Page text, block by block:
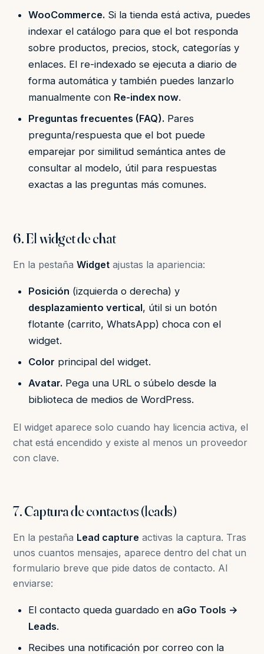
WooCommerce. Si la tienda está activa, puedes
indexar el catálogo para que el bot responda
sobre productos, precios, stock, categorías y
enlaces. El re-indexado se ejecuta a diario de
forma automática y también puedes lanzarlo
manualmente con Re-index now.
Preguntas frecuentes (FAQ). Pares
pregunta/respuesta que el bot puede
emparejar por similitud semántica antes de
consultar al modelo, útil para respuestas
exactas a las preguntas más comunes.
6. El widget de chat
En la pestañaWidget ajustas la apariencia:
Posición (izquierda o derecha) y
desplazamiento vertical, útil si un botón
flotante (carrito, WhatsApp) choca con el
widget.
Color principal del widget.
Avatar. Pega una URL o súbelo desde la
biblioteca de medios de WordPress.
El widget aparece solo cuando hay licencia activa, el
chat está encendido y existe al menos un proveedor
con clave.
7. Captura de contactos (leads)
En la pestaña Lead capture activas la captura. Tras
unos cuantos mensajes, aparece dentro del chat un
formulario breve que pide datos de contacto. Al
enviarse:
El contacto queda guardado en aGo Tools →
Leads.
Recibes una notificación por correo con la